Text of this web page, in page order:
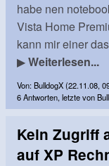
habe nen
Vista Home
kann mir einer
▶Weiterlesen...
Von: BulldogX (22.11.08,
6 Antworten, letzte von
Kein Zugriff
auf XP